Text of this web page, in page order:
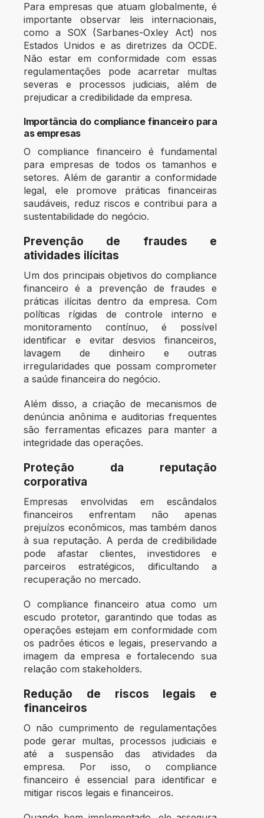
Para empresas que atuam globalmente, é
importante observar leis internacionais,
como a SOX (Sarbanes-Oxley Act) nos
Estados Unidos e as diretrizes da OCDE.
Não estar em conformidade com essas
regulamentações pode acarretar multas
severas e processos judiciais, além de
prejudicar a credibilidade da empresa.
Importância do compliance financeiro para
as empresas
O compliance financeiro é fundamental
para empresas de todos os tamanhos e
setores. Além de garantir a conformidade
legal, ele promove práticas financeiras
saudáveis, reduz riscos e contribui para a
sustentabilidade do negócio.
Prevenção de fraudes e
atividades ilícitas
Um dos principais objetivos do compliance
financeiro é a prevenção de fraudes e
práticas ilícitas dentro da empresa. Com
políticas rígidas de controle interno e
monitoramento contínuo, é possível
identificar e evitar desvios financeiros,
lavagem de dinheiro e outras
irregularidades que possam comprometer
a saúde financeira do negócio.
Além disso, a criação de mecanismos de
denúncia anônima e auditorias frequentes
são ferramentas eficazes para manter a
integridade das operações.
Proteção da reputação
corporativa
Empresas envolvidas em escândalos
financeiros enfrentam não apenas
prejuízos econômicos, mas também danos
à sua reputação. A perda de credibilidade
pode afastar clientes, investidores e
parceiros estratégicos, dificultando a
recuperação no mercado.
O compliance financeiro atua como um
escudo protetor, garantindo que todas as
operações estejam em conformidade com
os padrões éticos e legais, preservando a
imagem da empresa e fortalecendo sua
relação com stakeholders.
Redução de riscos legais e
financeiros
O não cumprimento de regulamentações
pode gerar multas, processos judiciais e
até a suspensão das atividades da
empresa. Por isso, o compliance
financeiro é essencial para identificar e
mitigar riscos legais e financeiros.